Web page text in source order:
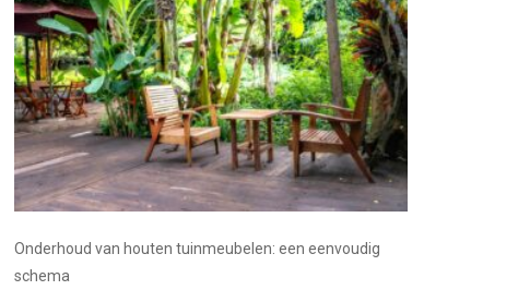
Onderhoud van houten tuinmeubelen: een eenvoudig
schema